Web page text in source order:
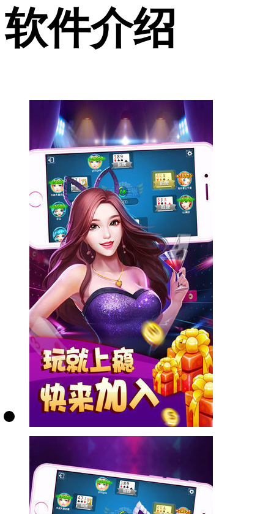
软件介绍